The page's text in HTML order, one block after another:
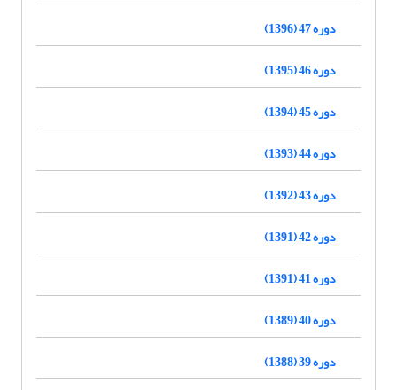
دوره 47 (1396)
دوره 46 (1395)
دوره 45 (1394)
دوره 44 (1393)
دوره 43 (1392)
دوره 42 (1391)
دوره 41 (1391)
دوره 40 (1389)
دوره 39 (1388)